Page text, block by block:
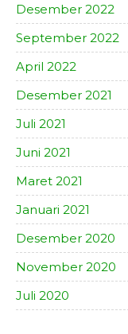
Desember 2022
September 2022
April 2022
Desember 2021
Juli 2021
Juni 2021
Maret 2021
Januari 2021
Desember 2020
November 2020
Juli 2020